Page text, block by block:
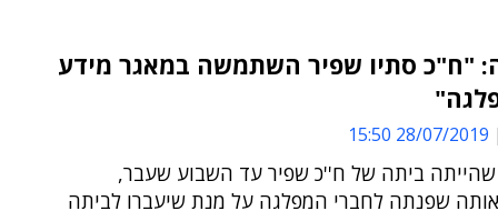
"ח"כ סתיו שפיר השתמשה במאגר מידע
28/07/2019 15:50
ביתה של ח''כ שפיר עד השבוע שעבר,
שפנתה לחברי המפלגה על מנת שיעברו לביתה